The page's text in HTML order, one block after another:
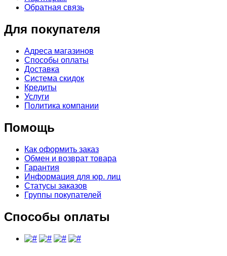
Обратная связь
Для покупателя
Адреса магазинов
Способы оплаты
Доставка
Система скидок
Кредиты
Услуги
Политика компании
Помощь
Как оформить заказ
Обмен и возврат товара
Гарантия
Информация для юр. лиц
Статусы заказов
Группы покупателей
Способы оплаты